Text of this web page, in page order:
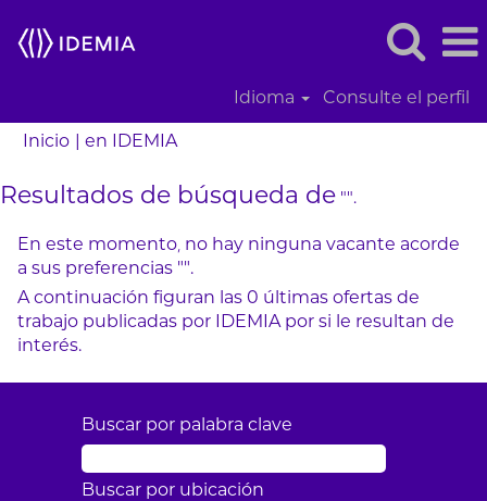
Idioma Consulte el perfil
Inicio en IDEMIA(página
Resultados de búsqueda de "".
En este momento, no hay ninguna vacante acorde
a sus preferencias "".
A continuación figuran las 0 últimas ofertas de
trabajo publicadas por IDEMIA por si le resultan de
interés.
Buscar por palabra clave
Buscar por ubicación